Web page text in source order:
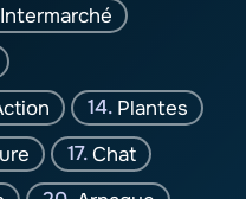
Intermarché
Plantes
Chat